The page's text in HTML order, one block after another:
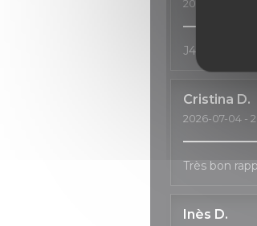
2026-07-04
J4ai passé
Cristina D
2026-07-04 -
Très bon
Inès D